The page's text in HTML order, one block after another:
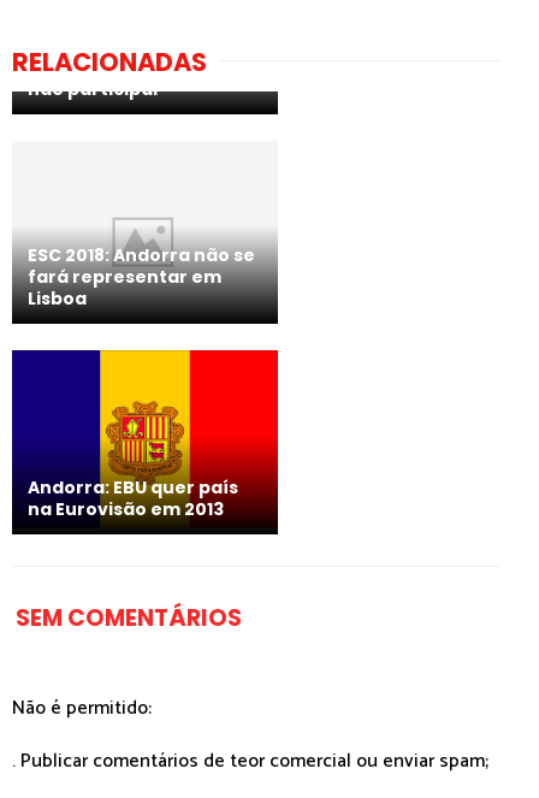
RELACIONADAS
ESC 2019: Andorra volta a
não participar
ESC 2018: Andorra não se
fará representar em
Lisboa
Andorra: EBU quer país
na Eurovisão em 2013
SEM COMENTÁRIOS
Não é permitido:
. Publicar comentários de teor comercial ou enviar spam;